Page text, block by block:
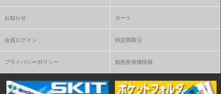
お知らせ カート
会員ログイン 特定商取引
プライバシーポリシー 知的所有権情報